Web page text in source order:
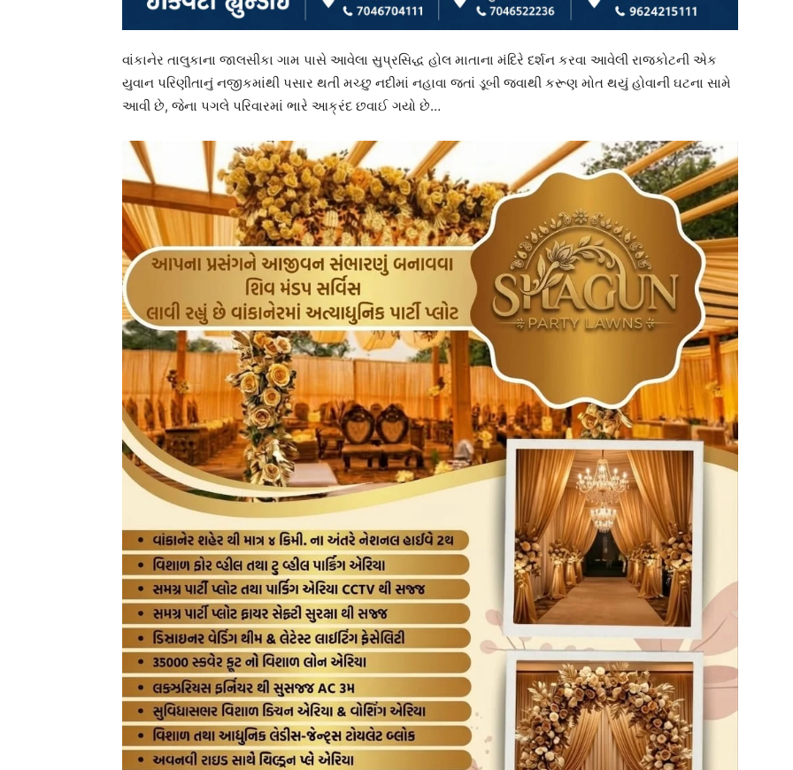
વાંકાનેર તાલુકાના જાલસીકા ગામ પાસે આવેલા સુપ્રસિદ્ધ હોલ માતાના મંદિરે દર્શન કરવા આવેલી રાજકોટની એક
યુવાન પરિણીતાનું નજીકમાંથી પસાર થતી મચ્છુ નદીમાં નહાવા જતાં ડૂબી જવાથી કરૂણ મોત થયું હોવાની ઘટના સામે
આવી છે, જેના પગલે પરિવારમાં ભારે આક્રંદ છવાઈ ગયો છે…